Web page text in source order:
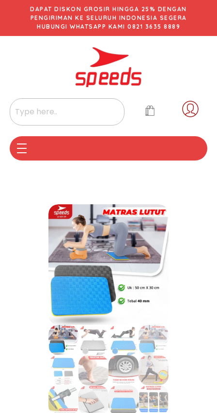
DAPAT DISKON GROSIR HINGGA 25% DENGAN
PENGIRIMAN KE SELURUH INDONESIA SEGERA
HUBUNGI WHATSAPP KAMI 0821 3635 8889